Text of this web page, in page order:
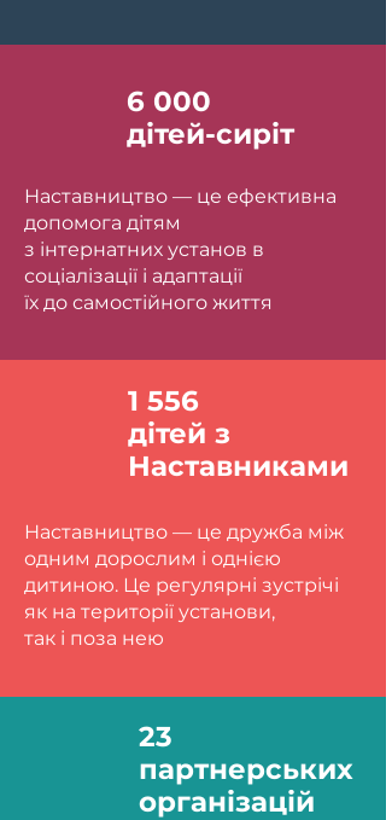
6 000
дітей-сиріт
Наставництво — це ефективна
допомога дітям
з інтернатних установ в
соціалізації і адаптації
їх до самостійного життя
1 556
дітей з
Наставниками
Наставництво — це дружба між
одним дорослим і однією
дитиною. Це регулярні зустрічі
як на території установи,
так і поза нею
23
партнерських
організацій